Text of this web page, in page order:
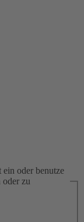
oder benutze
zu